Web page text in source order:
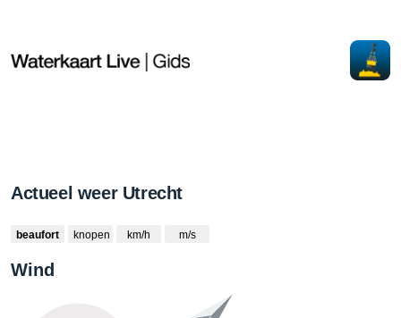
Actueel weer Utrecht
beaufort knopen km/h m/s
Wind